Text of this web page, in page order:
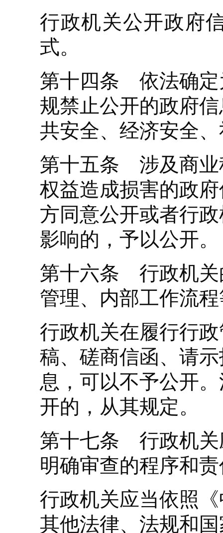
行政机关公开政府
式。
第十四条 依法确定
规禁止公开的政府
共安全、经济安全
第十五条 涉及商业
权益造成损害的政
方同意公开或者行
影响的，予以公开。
第十六条 行政机关
管理、内部工作流
行政机关在履行行
稿、磋商信函、请
息，可以不予公开
开的，从其规定。
第十七条 行政机关
明确审查的程序和
行政机关应当依照
其他法律、法规和